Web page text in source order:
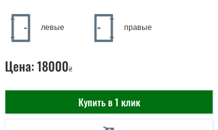
левые правые
Цена:18000₴
Купить в 1 клик